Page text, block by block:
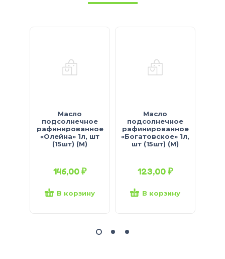
Масло
подсолнечное
рафинированное
«Олейна» 1л, шт
(15шт) (М)
146,00₽
В корзину
Масло
подсолнечное
рафинированное
«Богатовское» 1л,
шт (15шт) (М)
123,00₽
В корзину